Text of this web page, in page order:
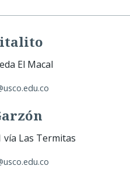
El Macal
vía Las Termitas